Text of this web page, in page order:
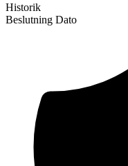
Historik
Beslutning Dato